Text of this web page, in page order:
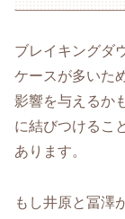
ブレイキングダ
ケースが多いた
影響を与えるか
に結びつけるこ
あります。
もし井原と冨澤